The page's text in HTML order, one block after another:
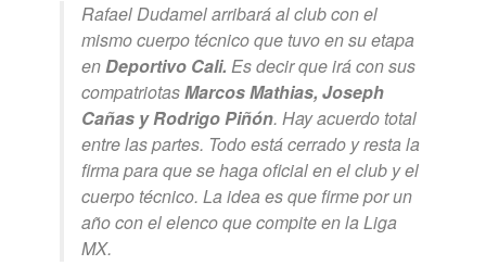
Rafael Dudamel arribará al club con el
mismo cuerpo técnico que tuvo en su etapa
enDeportivo Cali. Es decir que irá con sus
compatriotasMarcos Mathias, Joseph
Cañas y Rodrigo Piñón. Hay acuerdo total
entre las partes. Todo está cerrado y resta la
firma para que se haga oficial en el club y el
cuerpo técnico. La idea es que firme por un
año con el elenco que compite en la Liga
MX.